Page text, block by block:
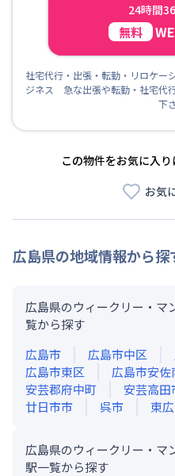
24時間
無料
社宅代行・出張・転勤・リロケー
ジネス 急な出張や転勤・社宅代
下
この物件をお気に入
お気
広島県の地域情報から探
広島県のウィークリー・マ
覧から探す
広島市
広島市中区
広島市東区
広島市安佐
安芸郡府中町
安芸高田
廿日市市
呉市 東
広島県のウィークリー・マ
駅一覧から探す